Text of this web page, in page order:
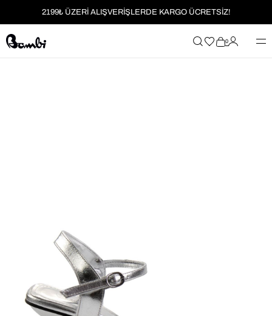
2199₺ ÜZERİ ALIŞVERİŞLERDE KARGO ÜCRETSİZ!
MOBİL UYGULAMAYA ÖZEL İLK ALIŞVERİŞİNİZE %5 İNDİRİM
0